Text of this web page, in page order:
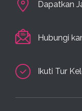
Dapatkan
Hubungi
Ikuti Tur